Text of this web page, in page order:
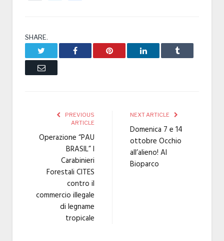
SHARE.
Facebook Pinterest LinkedIn Tumblr
Email
PREVIOUS
ARTICLE
Operazione “PAU
BRASIL” I
Carabinieri
Forestali CITES
contro il
commercio illegale
di legname
tropicale
NEXT ARTICLE
Domenica 7 e 14
ottobre Occhio
all’alieno! Al
Bioparco